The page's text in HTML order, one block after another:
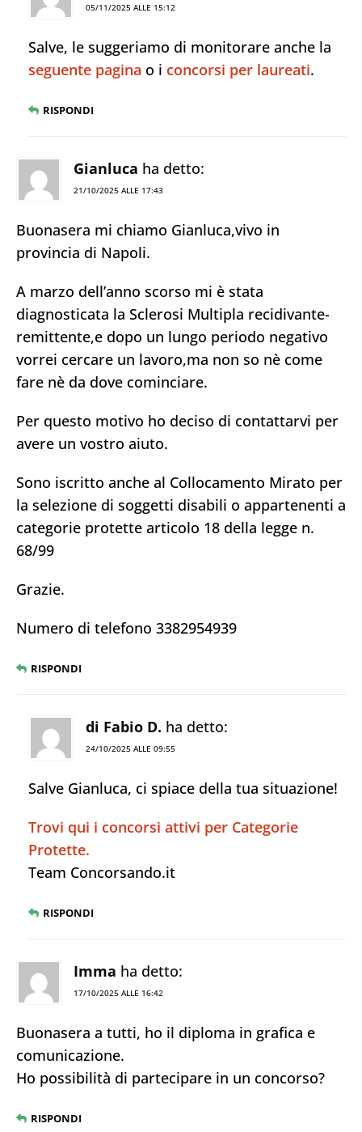
05/11/2025 ALLE 15:12
Salve, le suggeriamo di monitorare anche la
seguente pagina o i concorsi per laureati.
RISPONDI
Gianluca ha detto:
21/10/2025 ALLE 17:43
Buonasera mi chiamo Gianluca,vivo in
provincia di Napoli.
A marzo dell’anno scorso mi è stata
diagnosticata la Sclerosi Multipla recidivante-
remittente,e dopo un lungo periodo negativo
vorrei cercare un lavoro,ma non so nè come
fare nè da dove cominciare.
Per questo motivo ho deciso di contattarvi per
avere un vostro aiuto.
Sono iscritto anche al Collocamento Mirato per
la selezione di soggetti disabili o appartenenti a
categorie protette articolo 18 della legge n.
68/99
Grazie.
Numero di telefono 3382954939
RISPONDI
di Fabio D. ha detto:
24/10/2025 ALLE 09:55
Salve Gianluca, ci spiace della tua situazione!
Trovi qui i concorsi attivi per Categorie
Protette.
Team Concorsando.it
RISPONDI
Imma ha detto:
17/10/2025 ALLE 16:42
Buonasera a tutti, ho il diploma in grafica e
comunicazione.
Ho possibilità di partecipare in un concorso?
RISPONDI